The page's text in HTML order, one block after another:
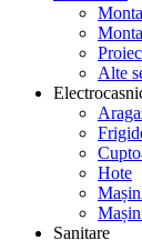
Alte
Hote
Sanitare